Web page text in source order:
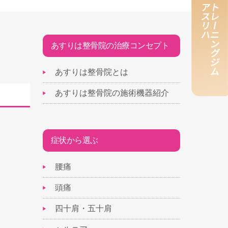
あすりは整骨院の治療コンセプト
あすりは整骨院とは
あすりは整骨院の施術機器紹介
症状から選ぶ
腰痛
頭痛
四十肩・五十肩